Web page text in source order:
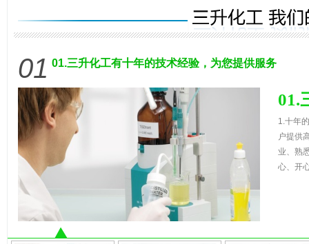
01 01.三升化工有十年的技术经验，为您提供服务
01.
1.十年
户提供
业、熟
心、开